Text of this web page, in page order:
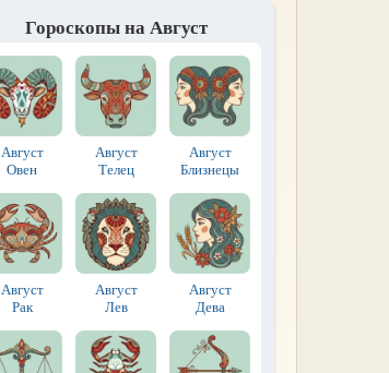
Гороскопы на Август
Август
Овен
Август
Телец
Август
Близнецы
Август
Рак
Август
Лев
Август
Дева